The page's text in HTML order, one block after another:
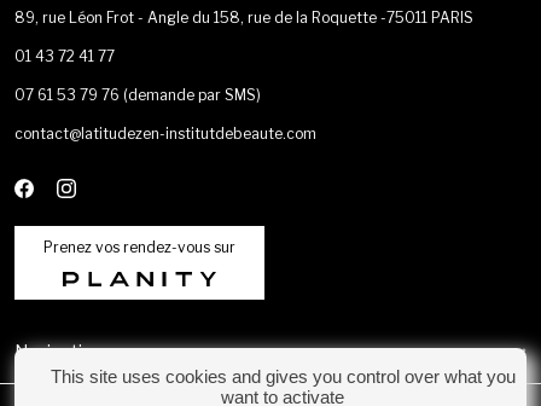
89, rue Léon Frot - Angle du 158, rue de la Roquette -75011 PARIS
01 43 72 41 77
07 61 53 79 76 (demande par SMS)
contact@latitudezen-institutdebeaute.com
Prenez vos rendez-vous sur
Navigation
This site uses cookies and gives you control over what you
want to activate